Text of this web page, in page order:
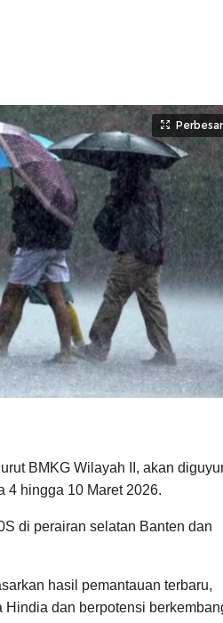
Perbesar
BMKG Wilayah II, akan
4 hingga 10 Maret 2026.
di perairan selatan Banten dan
hasil pemantauan terbaru,
dan berpotensi